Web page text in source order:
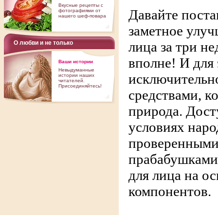
Давайте
заметное
лица за три
вполне! И для
средствами,
природа.
условиях
для лица на
компонентов.
Вкусные рецепты с
фотографиями от
нашего шеф-повара
О любви и не только
Ваши истории
Невыдуманные
истории наших
читателей.
Присоединяйтесь!